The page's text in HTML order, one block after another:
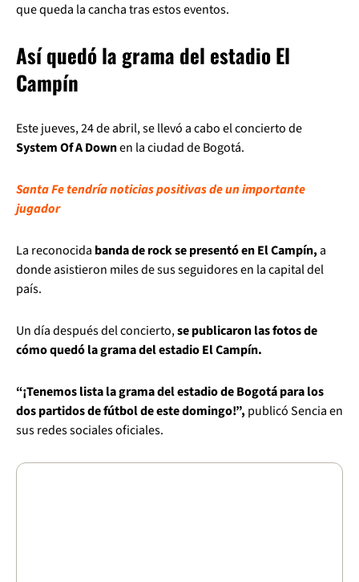
que queda la cancha tras estos eventos.
Así quedó la grama del estadio El
Campín
Este jueves, 24 de abril, se llevó a cabo el concierto de
System Of A Downen la ciudad de Bogotá.
Santa Fe tendría noticias positivas de un importante
jugador
La reconocida banda de rock se presentó en El Campín,a
donde asistieron miles de sus seguidores en la capital del
país.
Un día después del concierto,se publicaron las fotos de
cómo quedó la grama del estadio El Campín.
“¡Tenemos lista la grama del estadio de Bogotá para los
dos partidos de fútbol de este domingo!”, publicó Sencia en
sus redes sociales oficiales.